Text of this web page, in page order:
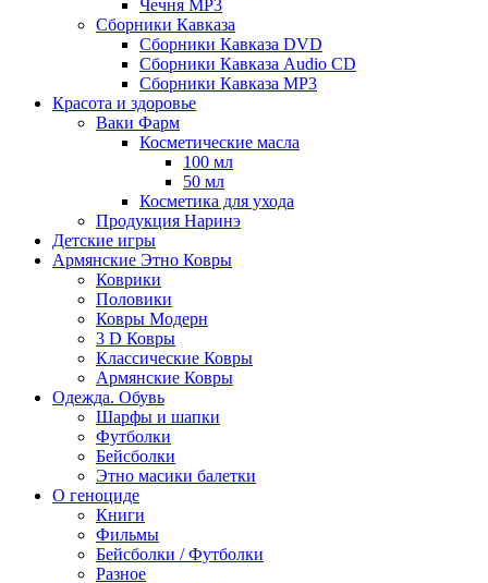
Чечня MP3
Сборники Кавказа
Сборники Кавказа DVD
Сборники Кавказа Audio CD
Сборники Кавказа MP3
Красота и здоровье
Ваки Фарм
Косметические масла
100 мл
50 мл
Косметика для ухода
Продукция Наринэ
Детские игры
Армянские Этно Ковры
Коврики
Половики
Ковры Модерн
3 D Ковры
Классические Ковры
Армянские Ковры
Одежда. Обувь
Шарфы и шапки
Футболки
Бейсболки
Этно масики балетки
О геноциде
Книги
Фильмы
Бейсболки / Футболки
Разное